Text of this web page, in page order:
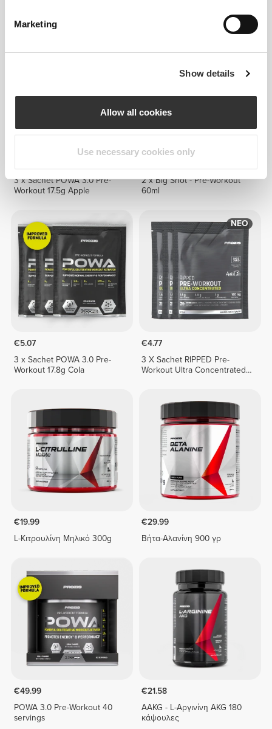
Marketing
Show details
Allow all cookies
Use necessary cookies only
3 x Sachet POWA 3.0 Pre-
Workout 17.5g Apple
2 x Big Shot - Pre-Workout
60ml
€5.07
3 x Sachet POWA 3.0 Pre-
Workout 17.8g Cola
ΝΕΟ
€4.77
3 X Sachet RIPPED Pre-
Workout Ultra Concentrated
€19.99
L-Κιτρουλίνη Μηλικό 300g
€29.99
Βήτα-Αλανίνη 900 γρ
€49.99
POWA 3.0 Pre-Workout 40
servings
€21.58
AAKG - L-Αργινίνη AKG 180
κάψουλες